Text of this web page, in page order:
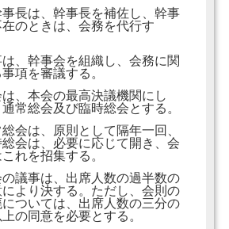
長は、幹事長を補佐し、幹事
のときは、会務を代行す
、幹事会を組織し、会務に関
項を審議する。
、本会の最高決議機関にし
常総会及び臨時総会とする。
会は、原則として隔年一回、
会は、必要に応じて開き、会
れを招集する。
議事は、出席人数の過半数の
により決する。ただし、会則の
ついては、出席人数の三分の
の同意を必要とする。